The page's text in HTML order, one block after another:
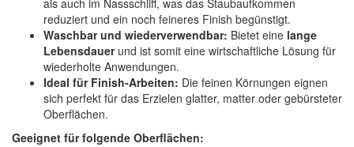
als auch im Nassschliff, was das Staubaufkommen
reduziert und ein noch feineres Finish begünstigt.
Waschbar und wiederverwendbar: Bietet eine lange
Lebensdauerund ist somit eine wirtschaftliche Lösung für
wiederholte Anwendungen.
Ideal für Finish-Arbeiten: Die feinen Körnungen eignen
sich perfekt für das Erzielen glatter, matter oder gebürsteter
Oberflächen.
Geeignet für folgende Oberflächen: